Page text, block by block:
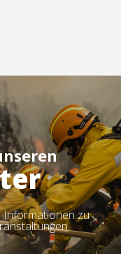
Informationen zu